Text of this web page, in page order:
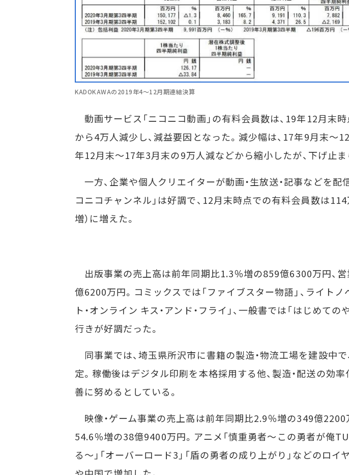
KADOKAWAの2019年4～12月期連結決算
動画サービス「ニコニコ動画」の有料会員数は、19年12月末
から4万人減少し、減益要因となった。減少幅は、17年9月末～
年12月末～17年3月末の9万人減などから縮小したが、下げ止ま
一方、企業や個人クリエイターが動画・生放送・記事などを配
コニコチャンネル」は好調で、12月末時点での有料会員数は
増）に増えた。
出版事業の売上高は前年同期比1.3％増の859億6300万円、
億6200万円。コミックスでは「ファイブスター物語」、ライトノ
ト・オンライン キス・アンド・フライ」、一般書では「はじめて
行きが好調だった。
同事業では、埼玉県所沢市に書籍の製造・物流工場を建設中
定。稼働後はデジタル印刷を本格採用する他、製造・配送の効
善に努めるとしている。
映像・ゲーム事業の売上高は前年同期比2.9％増の349億2200
54.6％増の38億9400万円。アニメ「慎重勇者～この勇者が俺
る～」「オーバーロード3」「盾の勇者の成り上がり」などのロ